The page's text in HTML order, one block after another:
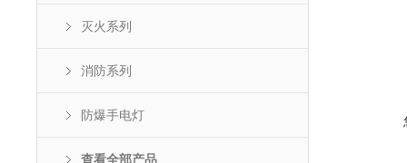
灭火系列
消防系列
防爆手电灯
查看全部产品